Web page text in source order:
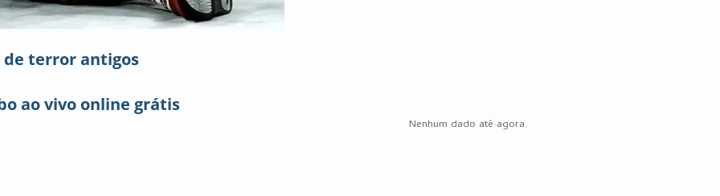
de terror antigos
ao vivo online grátis
Nenhum dado até agora.